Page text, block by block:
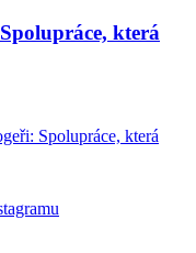
která
Spolupráce, která